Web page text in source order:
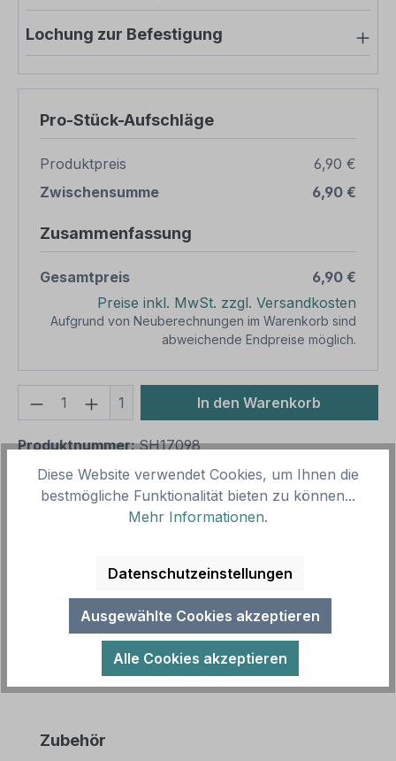
Lochung zur Befestigung
Pro-Stück-Aufschläge
Produktpreis
6,90 €
Zwischensumme
6,90 €
Zusammenfassung
Gesamtpreis
6,90 €
Preise inkl. MwSt. zzgl. Versandkosten
Aufgrund von Neuberechnungen im Warenkorb sind
abweichende Endpreise möglich.
Produkt Anzahl: Gib den
1 In den Warenkorb
Produktnummer:SH17098
Vorlagenummer: VBT-183-K
als Kombinationsschild mit Zusatztext.
Kombinationsschilder beinhalten genormt…Mehr
Produktgalerie überspringen
Zubehör
Diese Website verwendet Cookies, um Ihnen die
bestmögliche Funktionalität bieten zu können...
Mehr Informationen.
Datenschutzeinstellungen
Ausgewählte Cookies akzeptieren
Alle Cookies akzeptieren